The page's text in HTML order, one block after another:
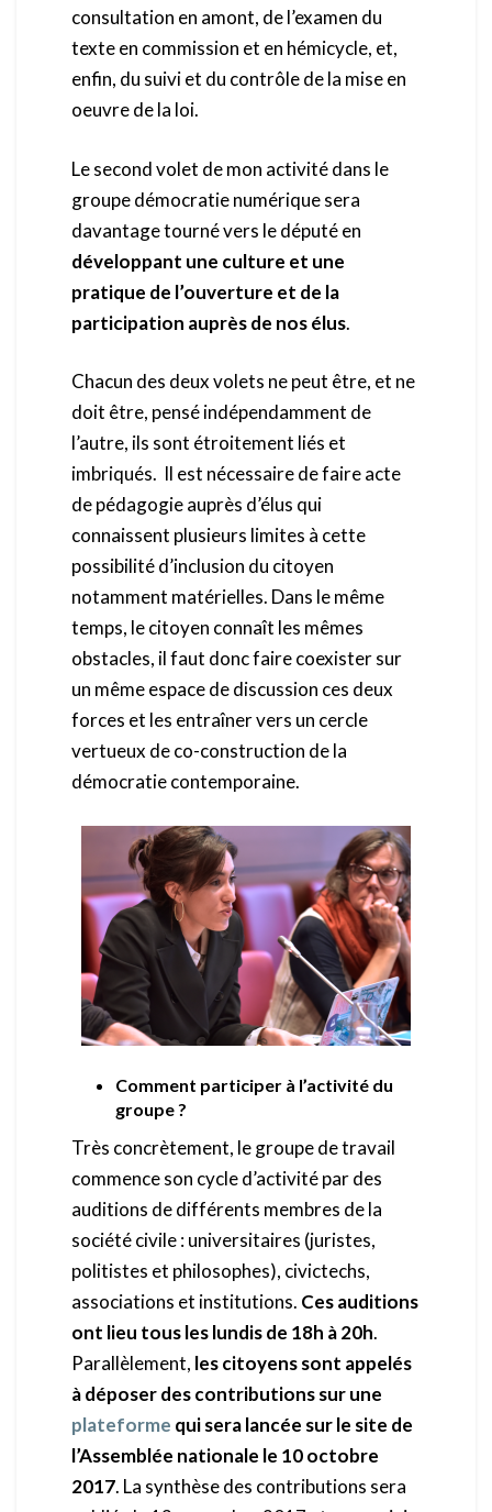
consultation en amont, de l’examen du
texte en commission et en hémicycle, et,
enfin, du suivi et du contrôle de la mise en
oeuvre de la loi.
Le second volet de mon activité dans le
groupe démocratie numérique sera
davantage tourné vers le député en
développant une culture et une
pratique de l’ouverture et de la
participation auprès de nos élus.
Chacun des deux volets ne peut être, et ne
doit être, pensé indépendamment de
l’autre, ils sont étroitement liés et
imbriqués. Il est nécessaire de faire acte
de pédagogie auprès d’élus qui
connaissent plusieurs limites à cette
possibilité d’inclusion du citoyen
notamment matérielles. Dans le même
temps, le citoyen connaît les mêmes
obstacles, il faut donc faire coexister sur
un même espace de discussion ces deux
forces et les entraîner vers un cercle
vertueux de co-construction de la
démocratie contemporaine.
Comment participer à l’activité du
groupe ?
Très concrètement, le groupe de travail
commence son cycle d’activité par des
auditions de différents membres de la
société civile : universitaires (juristes,
politistes et philosophes), civictechs,
associations et institutions. Ces auditions
ont lieu tous les lundis de 18h à 20h.
Parallèlement, les citoyens sont appelés
à déposer des contributions sur une
plateforme qui sera lancée sur le site de
l’Assemblée nationale le 10 octobre
2017. La synthèse des contributions sera